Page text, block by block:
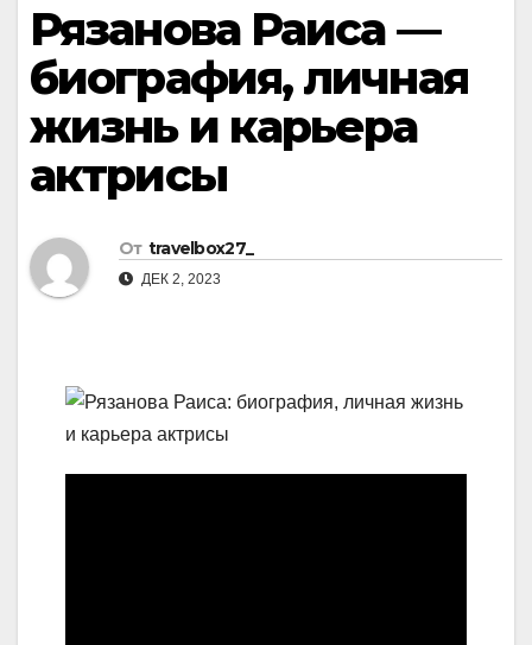
Рязанова Раиса —
биография, личная
жизнь и карьера
актрисы
От travelbox27_
ДЕК 2, 2023